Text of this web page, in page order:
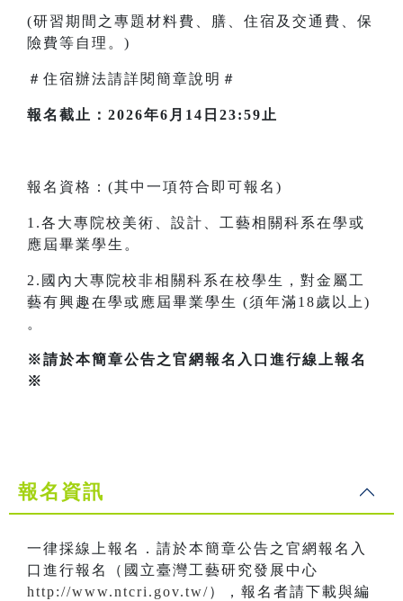
(研習期間之專題材料費、膳、住宿及交通費、保
險費等自理。)
＃住宿辦法請詳閱簡章說明＃
報名截止：2026年6月14日23:59止
報名資格：(其中一項符合即可報名)
1.各大專院校美術、設計、工藝相關科系在學或
應屆畢業學生。
2.國內大專院校非相關科系在校學生，對金屬工
藝有興趣在學或應屆畢業學生 (須年滿18歲以上)
。
※請於本簡章公告之官網報名入口進行線上報名
※
報名資訊
一律採線上報名．請於本簡章公告之官網報名入
口進行報名（國立臺灣工藝研究發展中心
http://www.ntcri.gov.tw/），報名者請下載與編